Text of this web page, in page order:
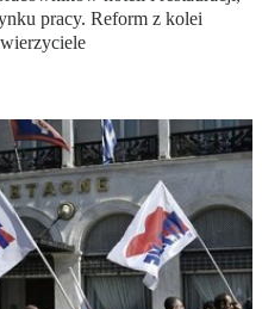
pracy. Reform z kolei